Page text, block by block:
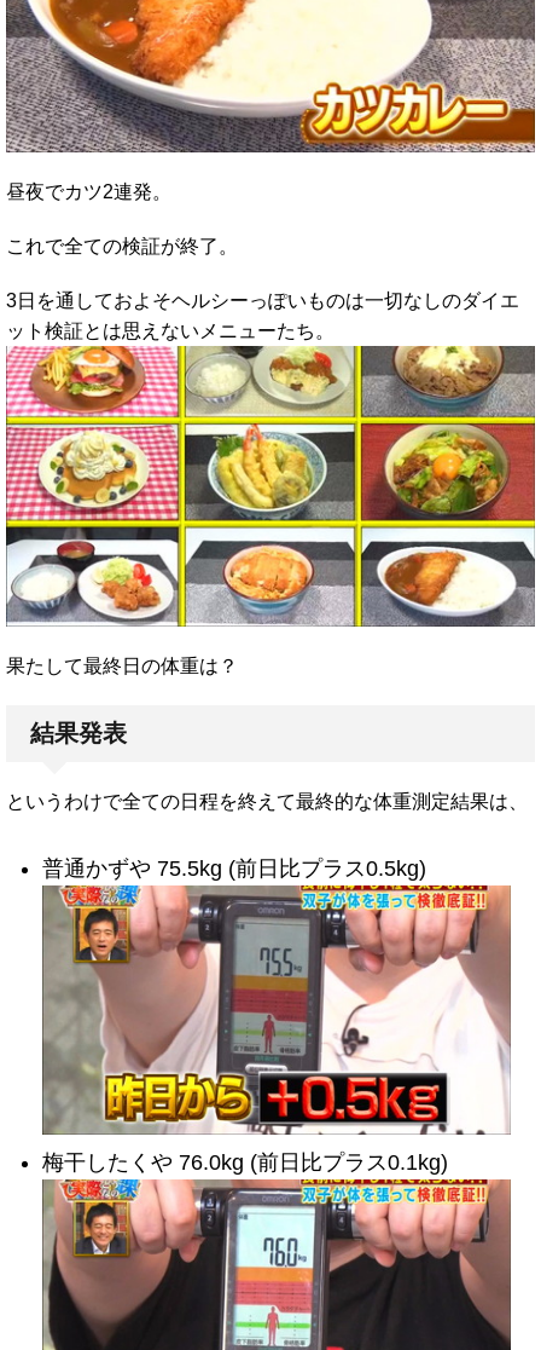
昼夜でカツ2連発。
これで全ての検証が終了。
3日を通しておよそヘルシーっぽいものは一切なしのダイエ
ット検証とは思えないメニューたち。
果たして最終日の体重は？
結果発表
というわけで全ての日程を終えて最終的な体重測定結果は、
普通かずや 75.5kg (前日比プラス0.5kg)
梅干したくや 76.0kg (前日比プラス0.1kg)